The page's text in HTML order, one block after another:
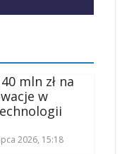
mln zł na
w
2026, 15:18